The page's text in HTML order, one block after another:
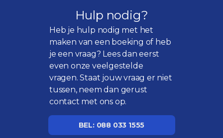
Hulp nodig?
Heb je hulp nodig met het
maken van een boeking of heb
je een vraag? Lees dan eerst
even onzeveelgestelde
vragen. Staat jouw vraag er niet
tussen, neem dan gerust
contact met ons op.
BEL: 088 033 1555